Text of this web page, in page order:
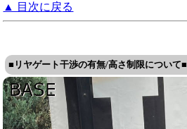
▲ 目次に戻る
■リヤゲート干渉の有無/高さ制限について■